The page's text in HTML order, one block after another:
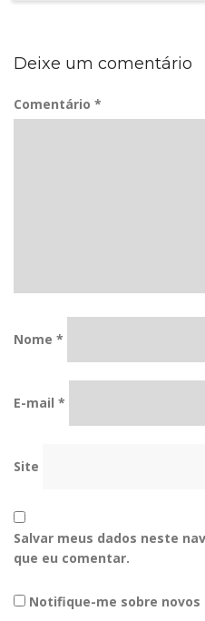
Deixe um comentário
Comentário *
Nome *
E-mail *
Site
Salvar meus dados neste
que eu comentar.
Notifique-me sobre